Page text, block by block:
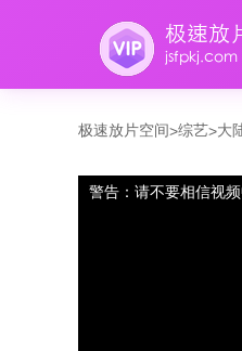
极速放片空间>综艺>大
警告：请不要相信视